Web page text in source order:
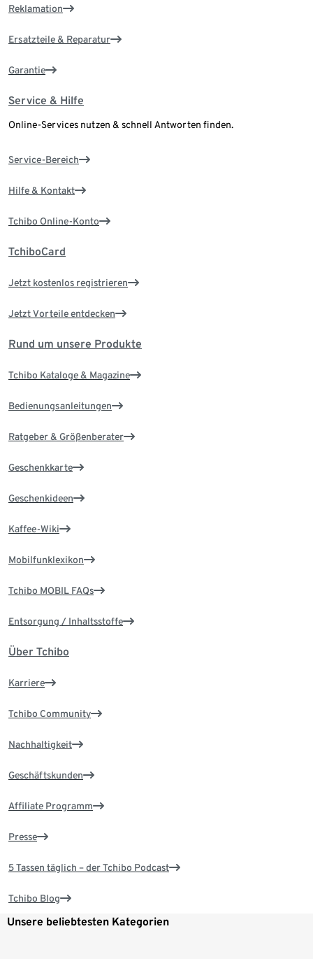
Reklamation
Ersatzteile & Reparatur
Garantie
Service & Hilfe
Online-Services nutzen & schnell Antworten finden.
Service-Bereich
Hilfe & Kontakt
Tchibo Online-Konto
TchiboCard
Jetzt kostenlos registrieren
Jetzt Vorteile entdecken
Rund um unsere Produkte
Tchibo Kataloge & Magazine
Bedienungsanleitungen
Ratgeber & Größenberater
Geschenkkarte
Geschenkideen
Kaffee-Wiki
Mobilfunklexikon
Tchibo MOBIL FAQs
Entsorgung / Inhaltsstoffe
Über Tchibo
Karriere
Tchibo Community
Nachhaltigkeit
Geschäftskunden
Affiliate Programm
Presse
5 Tassen täglich – der Tchibo Podcast
Tchibo Blog
Unsere beliebtesten Kategorien